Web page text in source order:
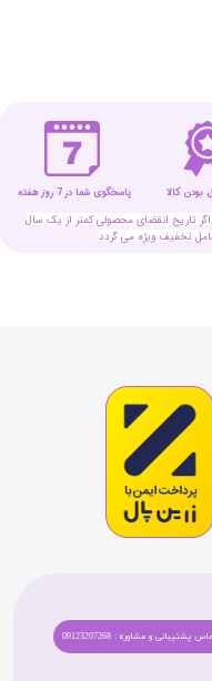
تاریخ انقضای محصولی کمتر از یک سال
کالا پاسخگوی شما در 7 روز هفته
پشتیبانی و مشاوره : 09123207268